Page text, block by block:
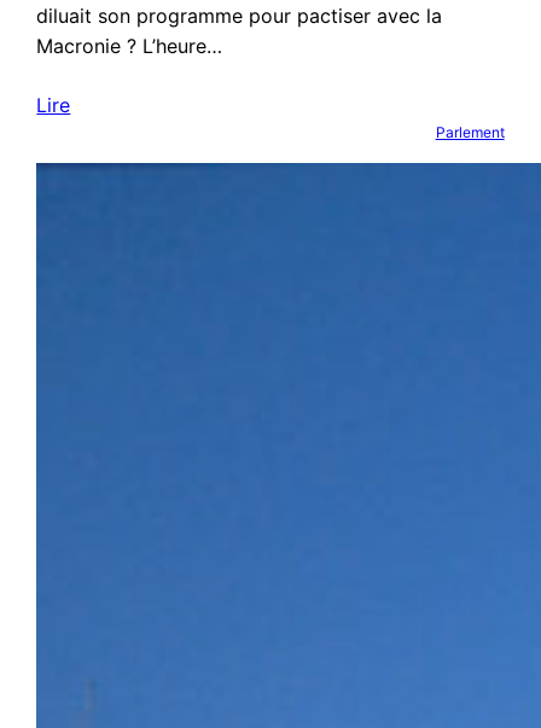
diluait son programme pour pactiser avec la
Macronie ? L’heure…
Lire
Parlement